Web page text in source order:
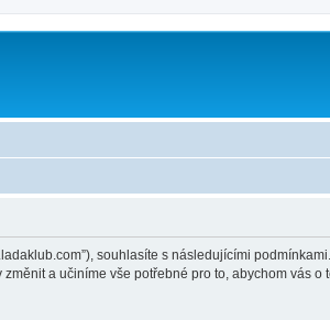
souhlasíte s následujícími
a učiníme vše potřebné pro to, abychom vás